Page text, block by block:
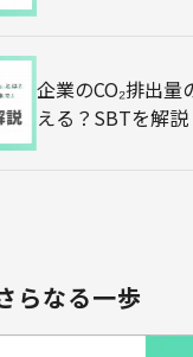
企業のCO₂排出
える？SBTを解説
らなる一歩